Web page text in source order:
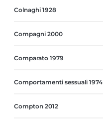
Colnaghi 1928
Compagni 2000
Comparato 1979
Comportamenti sessuali 1974
Compton 2012